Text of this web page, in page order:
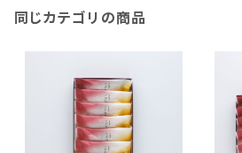
同じカテゴリの商品